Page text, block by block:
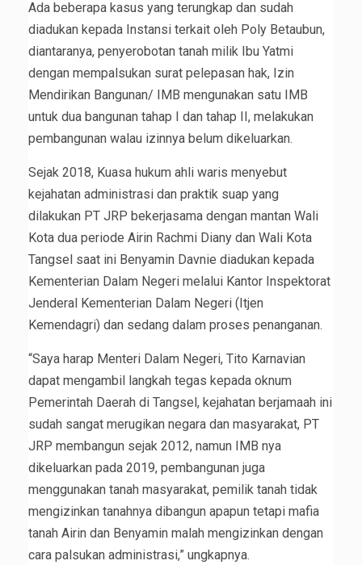
Ada beberapa kasus yang terungkap dan sudah
diadukan kepada Instansi terkait oleh Poly Betaubun,
diantaranya, penyerobotan tanah milik Ibu Yatmi
dengan mempalsukan surat pelepasan hak, Izin
Mendirikan Bangunan/ IMB mengunakan satu IMB
untuk dua bangunan tahap I dan tahap II, melakukan
pembangunan walau izinnya belum dikeluarkan.
Sejak 2018, Kuasa hukum ahli waris menyebut
kejahatan administrasi dan praktik suap yang
dilakukan PT JRP bekerjasama dengan mantan Wali
Kota dua periode Airin Rachmi Diany dan Wali Kota
Tangsel saat ini Benyamin Davnie diadukan kepada
Kementerian Dalam Negeri melalui Kantor Inspektorat
Jenderal Kementerian Dalam Negeri (Itjen
Kemendagri) dan sedang dalam proses penanganan.
“Saya harap Menteri Dalam Negeri, Tito Karnavian
dapat mengambil langkah tegas kepada oknum
Pemerintah Daerah di Tangsel, kejahatan berjamaah ini
sudah sangat merugikan negara dan masyarakat, PT
JRP membangun sejak 2012, namun IMB nya
dikeluarkan pada 2019, pembangunan juga
menggunakan tanah masyarakat, pemilik tanah tidak
mengizinkan tanahnya dibangun apapun tetapi mafia
tanah Airin dan Benyamin malah mengizinkan dengan
cara palsukan administrasi,” ungkapnya.